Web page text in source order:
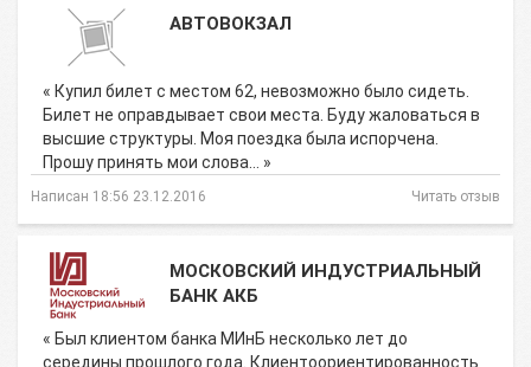
АВТОВОКЗАЛ
« Купил билет с местом 62, невозможно было сидеть.
Билет не оправдывает свои места. Буду жаловаться в
высшие структуры. Моя поездка была испорчена.
Прошу принять мои слова… »
Написан 18:56 23.12.2016 Читать отзыв
МОСКОВСКИЙ ИНДУСТРИАЛЬНЫЙ
БАНК АКБ
« Был клиентом банка МИнБ несколько лет до
середины прошлого года. Клиентоориентированность